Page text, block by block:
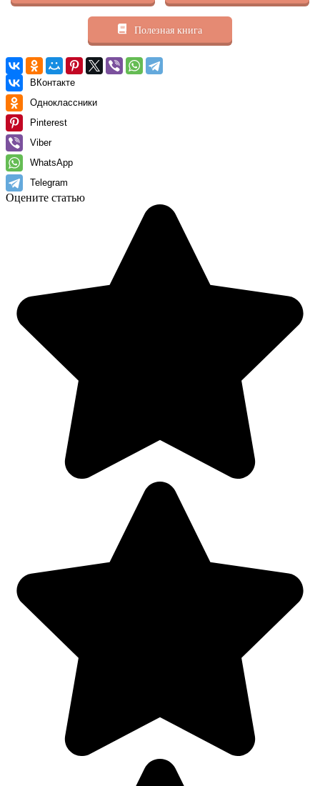
Полезная книга
ВКонтакте
Одноклассники
Pinterest
Viber
WhatsApp
Telegram
Оцените статью